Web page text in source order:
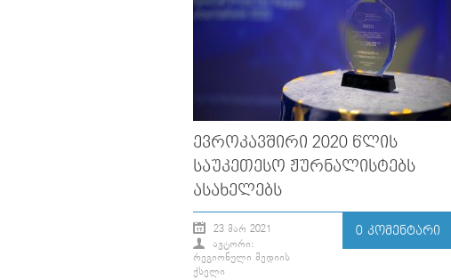
ᲔᲕᲠᲝᲙᲐᲕᲨᲘᲠᲘ 2020 ᲬᲚᲘᲡ
ᲡᲐᲣᲙᲔᲗᲔᲡᲝ ᲟᲣᲠᲜᲐᲚᲘᲡᲢᲔᲑᲡ
ᲐᲡᲐᲮᲔᲚᲔᲑᲡ
23 ᲛᲐᲠ 2021
ᲐᲕᲢᲝᲠᲘ:
ᲠᲔᲒᲘᲝᲜᲣᲚᲘ ᲛᲔᲓᲘᲘᲡ
ᲥᲡᲔᲚᲘ
0 ᲙᲝᲛᲔᲜᲢᲐᲠᲘ